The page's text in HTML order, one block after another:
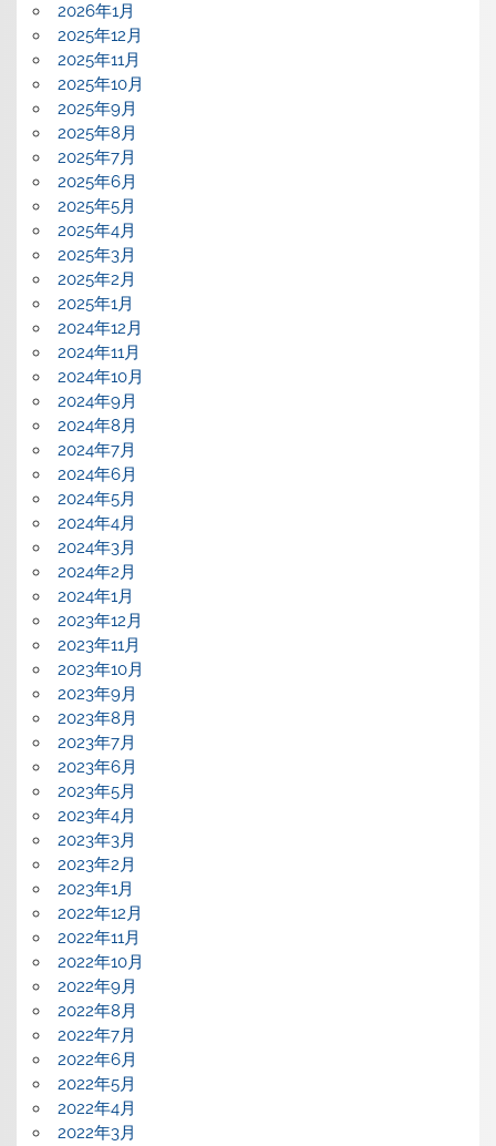
2026年1月
2025年12月
2025年11月
2025年10月
2025年9月
2025年8月
2025年7月
2025年6月
2025年5月
2025年4月
2025年3月
2025年2月
2025年1月
2024年12月
2024年11月
2024年10月
2024年9月
2024年8月
2024年7月
2024年6月
2024年5月
2024年4月
2024年3月
2024年2月
2024年1月
2023年12月
2023年11月
2023年10月
2023年9月
2023年8月
2023年7月
2023年6月
2023年5月
2023年4月
2023年3月
2023年2月
2023年1月
2022年12月
2022年11月
2022年10月
2022年9月
2022年8月
2022年7月
2022年6月
2022年5月
2022年4月
2022年3月